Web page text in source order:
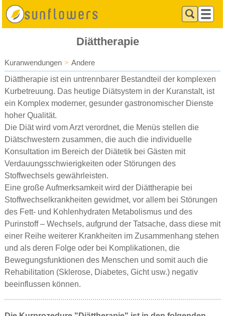
Diättherapie
Kuranwendungen > Andere
Diättherapie ist ein untrennbarer Bestandteil der komplexen
Kurbetreuung. Das heutige Diätsystem in der Kuranstalt, ist
ein Komplex moderner, gesunder gastronomischer Dienste
hoher Qualität.
Die Diät wird vom Arzt verordnet, die Menüs stellen die
Diätschwestern zusammen, die auch die individuelle
Konsultation im Bereich der Diätetik bei Gästen mit
Verdauungsschwierigkeiten oder Störungen des
Stoffwechsels gewährleisten.
Eine große Aufmerksamkeit wird der Diättherapie bei
Stoffwechselkrankheiten gewidmet, vor allem bei Störungen
des Fett- und Kohlenhydraten Metabolismus und des
Purinstoff – Wechsels, aufgrund der Tatsache, dass diese mit
einer Reihe weiterer Krankheiten im Zusammenhang stehen
und als deren Folge oder bei Komplikationen, die
Bewegungsfunktionen des Menschen und somit auch die
Rehabilitation (Sklerose, Diabetes, Gicht usw.) negativ
beeinflussen können.